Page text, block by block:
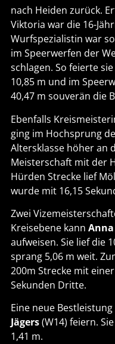
nach Heiden zurück.
Viktoria war die 16-
Wurfspezialistin war
im Speerwerfen der
schlagen. So feierte
10,85 m und im
40,47 m souverän die
Ebenfalls
ging im Hochsprung
Altersklasse höher an
Meisterschaft mit der
Hürden Strecke lief
wurde mit 16,15
Zwei
Kreisebene kann
aufweisen. Sie lief die
sprang 5,06 m weit.
200m Strecke mit
Sekunden Dritte.
Eine neue
Jägers(W14) feiern.
1,41 m.